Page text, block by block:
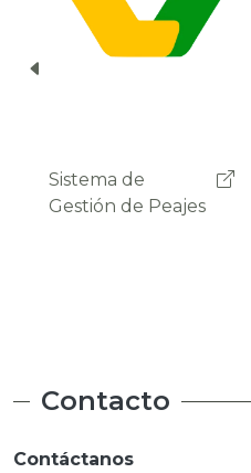
Ministerio de
Obras Públicas
Contacto
Contáctanos